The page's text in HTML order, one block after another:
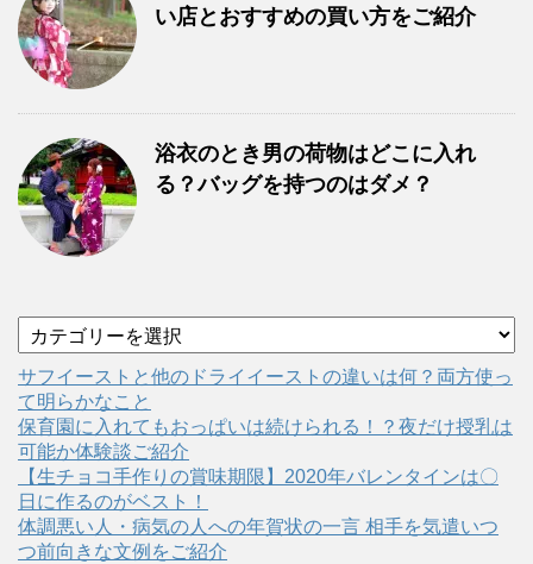
い店とおすすめの買い方をご紹介
浴衣のとき男の荷物はどこに入れ
る？バッグを持つのはダメ？
テ
ゴ
リ
ー
サフイーストと他のドライイーストの違いは何？両方使っ
て明らかなこと
保育園に入れてもおっぱいは続けられる！？夜だけ授乳は
可能か体験談ご紹介
【生チョコ手作りの賞味期限】2020年バレンタインは〇
日に作るのがベスト！
体調悪い人・病気の人への年賀状の一言 相手を気遣いつ
つ前向きな文例をご紹介